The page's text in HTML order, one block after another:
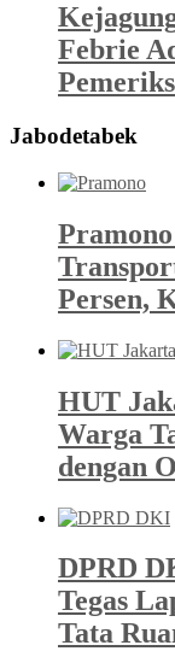
Febrie
Jabodetabek
Persen,
HUT
Warga
dengan
DPRD
Tegas
Tata